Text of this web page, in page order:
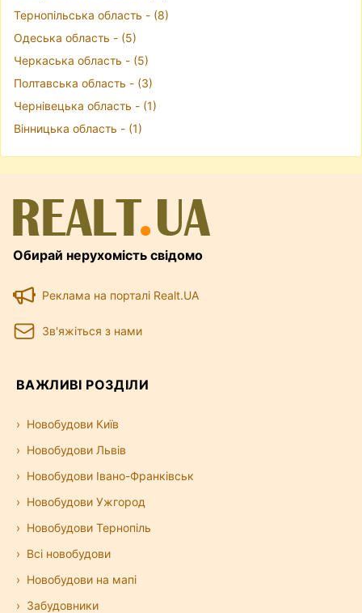
Тернопільська область - (8)
Одеська область - (5)
Черкаська область - (5)
Полтавська область - (3)
Чернівецька область - (1)
Вінницька область - (1)
Обирай нерухомість свідомо
Реклама на порталі Realt.UA
Зв'яжіться з нами
ВАЖЛИВІ РОЗДІЛИ
Новобудови Київ
Новобудови Львів
Новобудови Івано-Франківськ
Новобудови Ужгород
Новобудови Тернопіль
Всі новобудови
Новобудови на мапі
Забудовники